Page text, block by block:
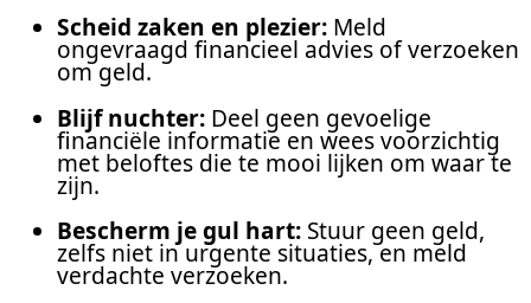
Scheid zaken en plezier: Meld
ongevraagd financieel advies of verzoeken
om geld.
Blijf nuchter: Deel geen gevoelige
financiële informatie en wees voorzichtig
met beloftes die te mooi lijken om waar te
zijn.
Bescherm je gul hart: Stuur geen geld,
zelfs niet in urgente situaties, en meld
verdachte verzoeken.